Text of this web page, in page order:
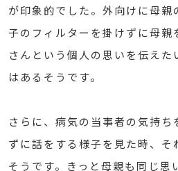
が印象的でした。外向けに母親
子のフィルターを掛けずに母親
さんという個人の思いを伝えた
はあるそうです。
さらに、病気の当事者の気持
ずに話をする様子を見た時、そ
そうです。きっと母親も同じ思